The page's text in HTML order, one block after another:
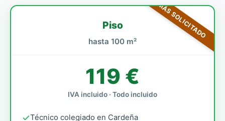
MÁS SOLICITADO
Piso
hasta 100 m²
119 €
IVA incluido · Todo incluido
Técnico colegiado en Cardeña